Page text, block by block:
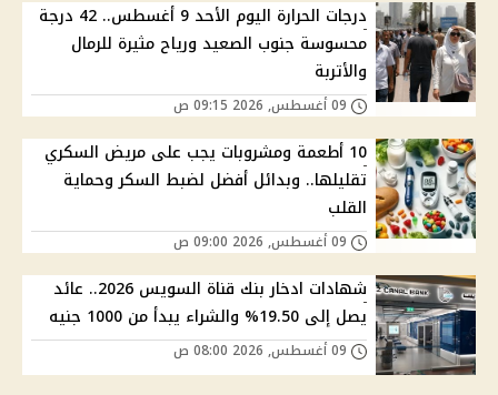
درجات الحرارة اليوم الأحد 9 أغسطس.. 42 درجة
محسوسة جنوب الصعيد ورياح مثيرة للرمال
والأتربة
10 أطعمة ومشروبات يجب على مريض السكري
تقليلها.. وبدائل أفضل لضبط السكر وحماية
القلب
شهادات ادخار بنك قناة السويس 2026.. عائد
يصل إلى 19.50% والشراء يبدأ من 1000 جنيه